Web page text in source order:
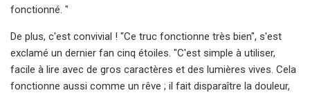
fonctionné. "
De plus, c'est convivial ! "Ce truc fonctionne très bien", s'est
exclamé un dernier fan cinq étoiles. "C'est simple à utiliser,
facile à lire avec de gros caractères et des lumières vives. Cela
fonctionne aussi comme un rêve ; il fait disparaître la douleur,